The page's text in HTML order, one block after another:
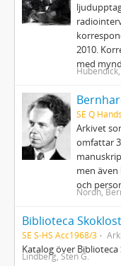
2010.
med
SE Q
Arkivet
omfattar
men
och
Nordh,
Biblioteca
SE S-HS Acc1968/3
Katalog över
Lindberg, Sten G.